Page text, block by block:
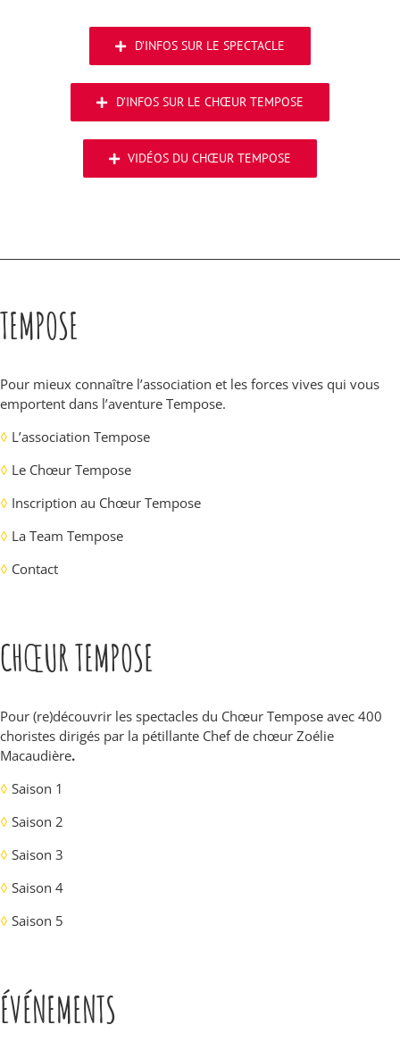
D’INFOS SUR LE SPECTACLE
D’INFOS SUR LE CHŒUR TEMPOSE
VIDÉOS DU CHŒUR TEMPOSE
TEMPOSE
Pour mieux connaître l’association et les forces vives qui vous
emportent dans l’aventure Tempose.
◊ L’association Tempose
◊ Le Chœur Tempose
◊ Inscription au Chœur Tempose
◊ La Team Tempose
◊ Contact
CHŒUR TEMPOSE
Pour (re)découvrir les spectacles du Chœur Tempose avec 400
choristes dirigés par la pétillante Chef de chœur Zoélie
Macaudière.
◊ Saison 1
◊ Saison 2
◊ Saison 3
◊ Saison 4
◊ Saison 5
ÉVÉNEMENTS